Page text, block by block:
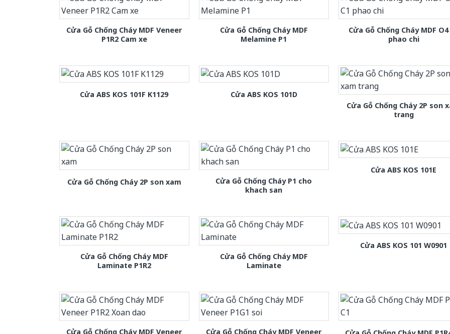
Cửa Gỗ Chống Cháy MDF Veneer
P1R2 Cam xe
Cửa Gỗ Chống Cháy MDF
Melamine P1
Cửa Gỗ Chống Cháy MDF O4
phao chi
Cửa ABS KOS 101F K1129
Cửa ABS KOS 101D
Cửa Gỗ Chống Cháy 2P son
trang
Cửa Gỗ Chống Cháy 2P son xam
Cửa Gỗ Chống Cháy P1 cho
khach san
Cửa ABS KOS 101E
Cửa Gỗ Chống Cháy MDF
Laminate P1R2
Cửa Gỗ Chống Cháy MDF
Laminate
Cửa ABS KOS 101 W0901
Cửa Gỗ Chống Cháy MDF Veneer
Cửa Gỗ Chống Cháy MDF Veneer